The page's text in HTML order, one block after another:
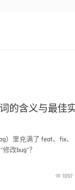
的含义与最佳
）里充满了 feat、fix、
改bug"？
 1097